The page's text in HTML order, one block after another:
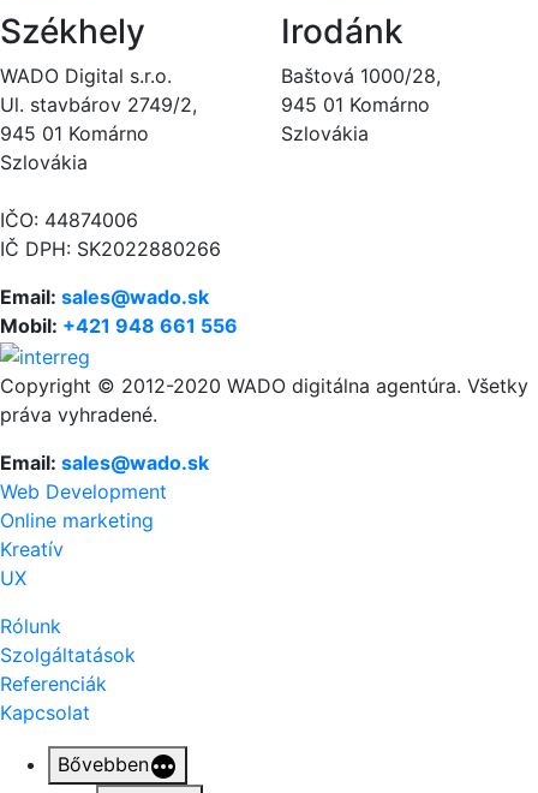
Székhely
WADO Digital s.r.o.
Ul. stavbárov 2749/2,
945 01 Komárno
Szlovákia
IČO: 44874006
IČ DPH: SK2022880266
Irodánk
Baštová 1000/28,
945 01 Komárno
Szlovákia
Email: sales@wado.sk
Mobil: +421 948 661 556
Copyright © 2012-2020 WADO digitálna agentúra. Všetky
práva vyhradené.
Email: sales@wado.sk
Web Development
Online marketing
Kreatív
UX
Rólunk
Szolgáltatások
Referenciák
Kapcsolat
Bővebben